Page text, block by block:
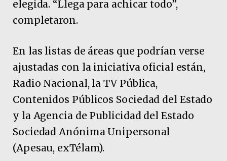
elegida. “Llega para achicar todo”,
completaron.
En las listas de áreas que podrían verse
ajustadas con la iniciativa oficial están,
Radio Nacional, la TV Pública,
Contenidos Públicos Sociedad del Estado
y la Agencia de Publicidad del Estado
Sociedad Anónima Unipersonal
(Apesau, exTélam).